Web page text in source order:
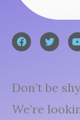
Don’t be
We’re